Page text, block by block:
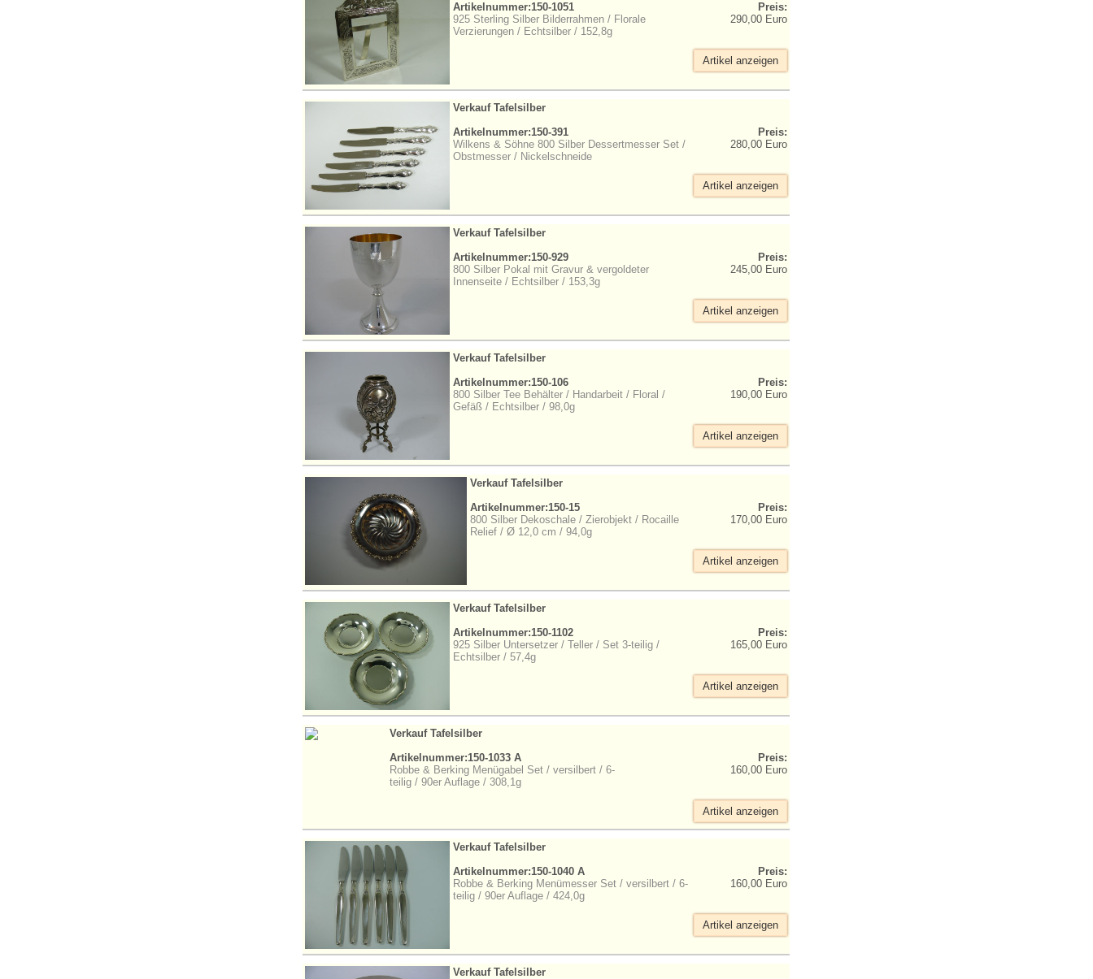
Artikelnummer:150-1051
925 Sterling Silber Bilderrahmen / Florale
Verzierungen / Echtsilber / 152,8g
Preis:
290,00 Euro
Artikel anzeigen
Verkauf Tafelsilber
Artikelnummer:150-391
Wilkens & Söhne 800 Silber Dessertmesser Set /
Obstmesser / Nickelschneide
Preis:
280,00 Euro
Artikel anzeigen
Verkauf Tafelsilber
Artikelnummer:150-929
800 Silber Pokal mit Gravur & vergoldeter
Innenseite / Echtsilber / 153,3g
Preis:
245,00 Euro
Artikel anzeigen
Verkauf Tafelsilber
Artikelnummer:150-106
800 Silber Tee Behälter / Handarbeit / Floral /
Gefäß / Echtsilber / 98,0g
Preis:
190,00 Euro
Artikel anzeigen
Verkauf Tafelsilber
Artikelnummer:150-15
800 Silber Dekoschale / Zierobjekt / Rocaille
Relief / Ø 12,0 cm / 94,0g
Preis:
170,00 Euro
Artikel anzeigen
Verkauf Tafelsilber
Artikelnummer:150-1102
925 Silber Untersetzer / Teller / Set 3-teilig /
Echtsilber / 57,4g
Preis:
165,00 Euro
Artikel anzeigen
Verkauf Tafelsilber
Artikelnummer:150-1033 A
Robbe & Berking Menügabel Set / versilbert / 6-
teilig / 90er Auflage / 308,1g
Preis:
160,00 Euro
Artikel anzeigen
Verkauf Tafelsilber
Artikelnummer:150-1040 A
Robbe & Berking Menümesser Set / versilbert / 6-
teilig / 90er Auflage / 424,0g
Preis:
160,00 Euro
Artikel anzeigen
Verkauf Tafelsilber